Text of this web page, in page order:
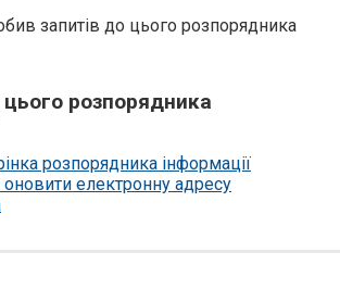
запитів до цього розпорядника
розпорядника
розпорядника інформації
оновити електронну адресу